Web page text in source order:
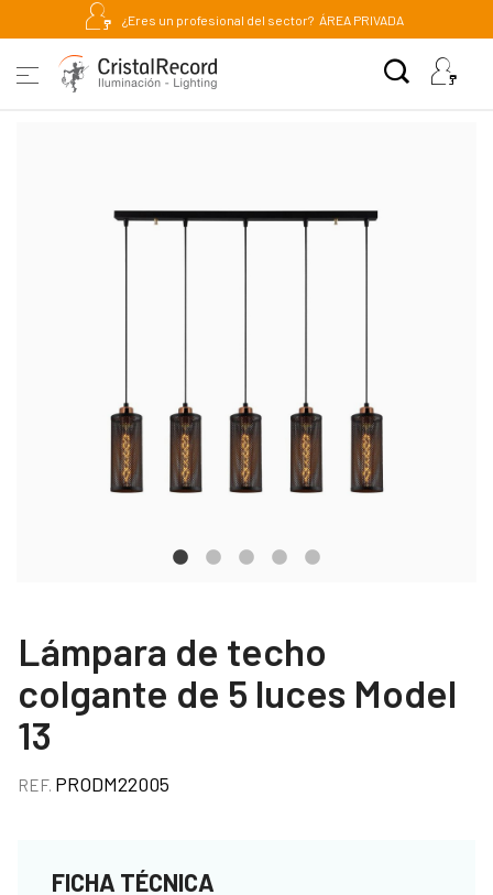
¿Eres un profesional del sector? ÁREA PRIVADA
Lámpara de techo
colgante de 5 luces Model
13
REF. PRODM22005
FICHA TÉCNICA